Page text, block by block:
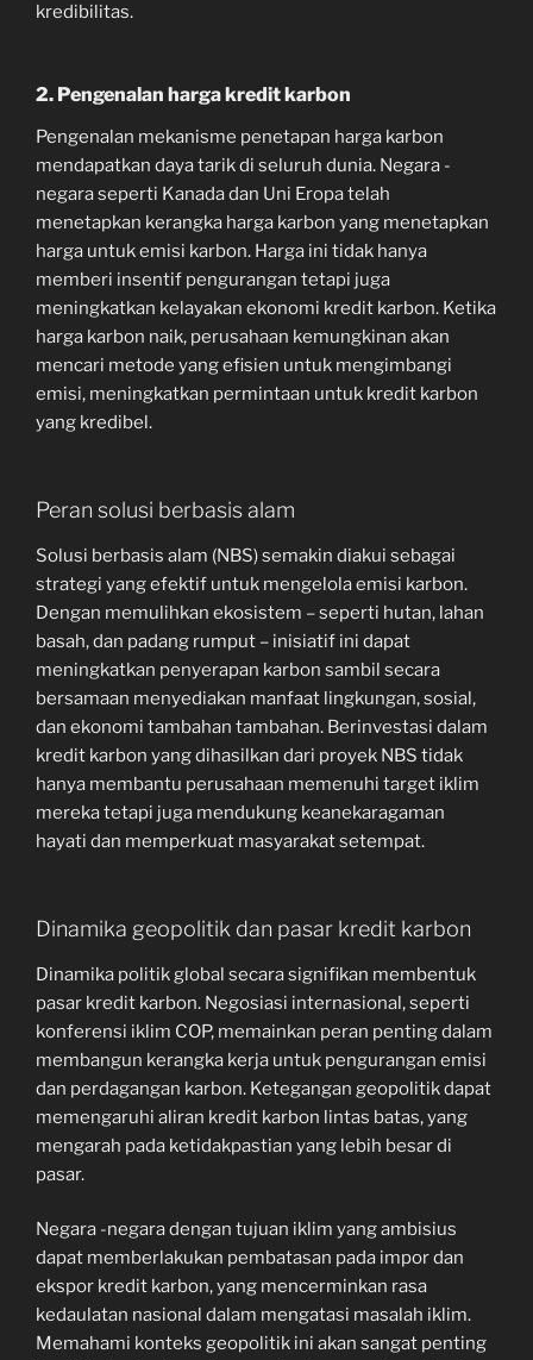
kredibilitas.
2. Pengenalan harga kredit karbon
Pengenalan mekanisme penetapan harga karbon
mendapatkan daya tarik di seluruh dunia. Negara -
negara seperti Kanada dan Uni Eropa telah
menetapkan kerangka harga karbon yang menetapkan
harga untuk emisi karbon. Harga ini tidak hanya
memberi insentif pengurangan tetapi juga
meningkatkan kelayakan ekonomi kredit karbon. Ketika
harga karbon naik, perusahaan kemungkinan akan
mencari metode yang efisien untuk mengimbangi
emisi, meningkatkan permintaan untuk kredit karbon
yang kredibel.
Peran solusi berbasis alam
Solusi berbasis alam (NBS) semakin diakui sebagai
strategi yang efektif untuk mengelola emisi karbon.
Dengan memulihkan ekosistem – seperti hutan, lahan
basah, dan padang rumput – inisiatif ini dapat
meningkatkan penyerapan karbon sambil secara
bersamaan menyediakan manfaat lingkungan, sosial,
dan ekonomi tambahan tambahan. Berinvestasi dalam
kredit karbon yang dihasilkan dari proyek NBS tidak
hanya membantu perusahaan memenuhi target iklim
mereka tetapi juga mendukung keanekaragaman
hayati dan memperkuat masyarakat setempat.
Dinamika geopolitik dan pasar kredit karbon
Dinamika politik global secara signifikan membentuk
pasar kredit karbon. Negosiasi internasional, seperti
konferensi iklim COP, memainkan peran penting dalam
membangun kerangka kerja untuk pengurangan emisi
dan perdagangan karbon. Ketegangan geopolitik dapat
memengaruhi aliran kredit karbon lintas batas, yang
mengarah pada ketidakpastian yang lebih besar di
pasar.
Negara -negara dengan tujuan iklim yang ambisius
dapat memberlakukan pembatasan pada impor dan
ekspor kredit karbon, yang mencerminkan rasa
kedaulatan nasional dalam mengatasi masalah iklim.
Memahami konteks geopolitik ini akan sangat penting